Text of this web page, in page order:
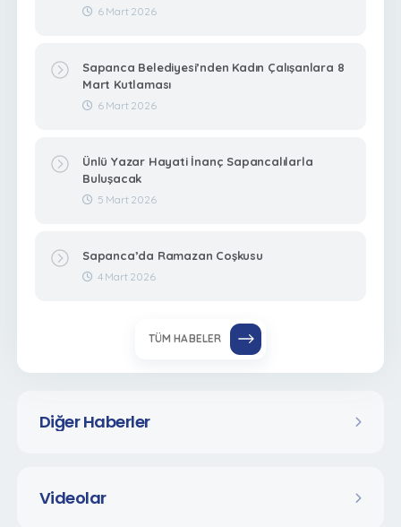
Diğer Haberler
Videolar
6 Mart 2026
Sapanca Belediyesi’nden Kadın Çalışanlara 8
Mart Kutlaması
6 Mart 2026
Ünlü Yazar Hayati İnanç Sapancalılarla
Buluşacak
5 Mart 2026
Sapanca’da Ramazan Coşkusu
4 Mart 2026
TÜM HABELER